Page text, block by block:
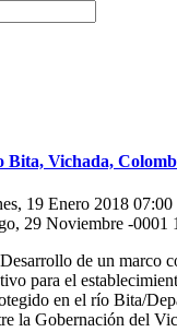
Bita, Vichada,
19 Enero 2018 07:00
29 Noviembre -0001
de un marco
para el
en el río Bita/
la Gobernación del